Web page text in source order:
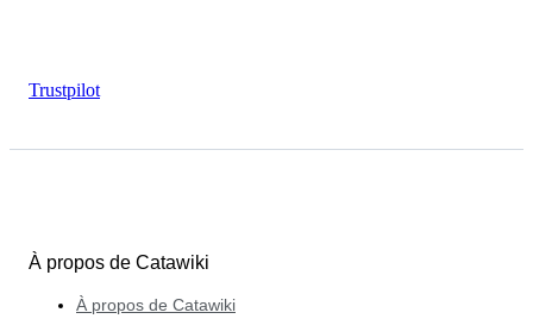
Trustpilot
À propos de Catawiki
À propos de Catawiki